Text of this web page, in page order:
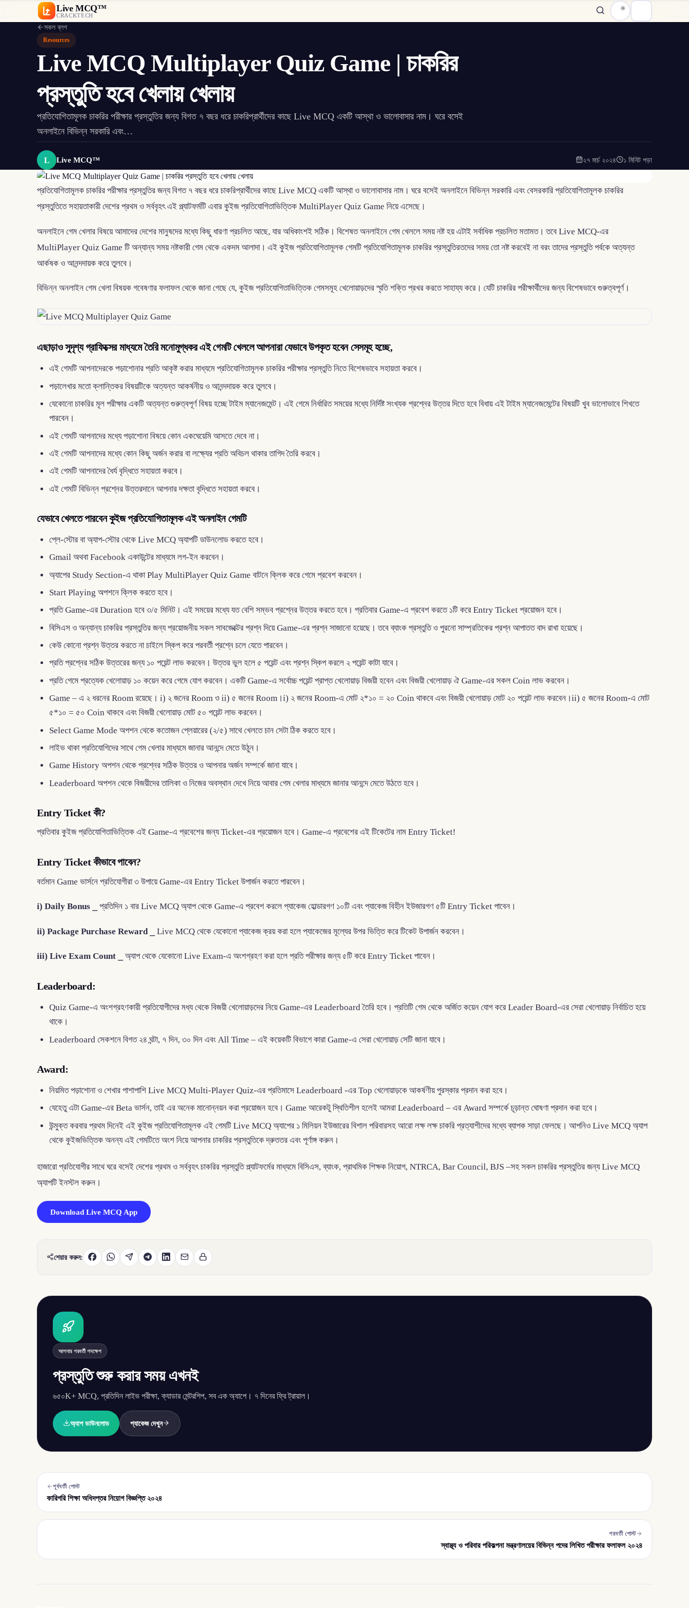
Live MCQ™
CRACKTECH
সকল ব্লগ
Resources
Live MCQ Multiplayer Quiz Game | চাকরির
প্রস্তুতি হবে খেলায় খেলায়
প্রতিযোগিতামূলক চাকরির পরীক্ষার প্রস্তুতির জন্য বিগত ৭ বছর ধরে চাকরিপ্রার্থীদের কাছে Live MCQ একটি আস্থা ও ভালোবাসার নাম। ঘরে বসেই
অনলাইনে বিভিন্ন সরকারি এবং…
L Live MCQ™ ২৭ মার্চ ২০২৪ ১ মিনিট পড়া
প্রতিযোগিতামূলক চাকরির পরীক্ষার প্রস্তুতির জন্য বিগত ৭ বছর ধরে চাকরিপ্রার্থীদের কাছে Live MCQ একটি আস্থা ও ভালোবাসার নাম। ঘরে বসেই অনলাইনে বিভিন্ন সরকারি এবং বেসরকারি প্রতিযোগিতামূলক চাকরির
প্রস্তুতিতে সহায়তাকারী দেশের প্রথম ও সর্ববৃহৎ এই প্ল্যাটফর্মটি এবার কুইজ প্রতিযোগিতাভিত্তিক MultiPlayer Quiz Game নিয়ে এসেছে।
অনলাইনে গেম খেলার বিষয়ে আমাদের দেশের মানুষদের মধ্যে কিছু ধারণা প্রচলিত আছে, যার অধিকাংশই সঠিক। বিশেষত অনলাইনে গেম খেললে সময় নষ্ট হয় এটাই সর্বাধিক প্রচলিত মতামত। তবে Live MCQ-এর
MultiPlayer Quiz Game টি অন্যান্য সময় নষ্টকারী গেম থেকে একদম আলাদা। এই কুইজ প্রতিযোগিতামূলক গেমটি প্রতিযোগিতামূলক চাকরির প্রস্তুতিরতদের সময় তো নষ্ট করবেই না বরং তাদের প্রস্তুতি পর্বকে অত্যন্ত
আর্কষক ও আনন্দদায়ক করে তুলবে।
বিভিন্ন অনলাইন গেম খেলা বিষয়ক গবেষণার ফলাফল থেকে জানা গেছে যে, কুইজ প্রতিযোগিতাভিত্তিক গেমসমূহ খেলোয়াড়দের স্মৃতি শক্তি প্রখর করতে সাহায্য করে। যেটি চাকরির পরীক্ষার্থীদের জন্য বিশেষভাবে গুরুত্বপূর্ণ।
এছাড়াও সুদৃশ্য গ্রাফিক্সের মাধ্যমে তৈরি মনোমুগ্ধকর এই গেমটি খেললে আপনারা যেভাবে উপকৃত হবেন সেসমূহ হচ্ছে,
এই গেমটি আপনাদেরকে পড়াশোনার প্রতি আকৃষ্ট করার মাধ্যমে প্রতিযোগিতামূলক চাকরির পরীক্ষার প্রস্তুতি নিতে বিশেষভাবে সহায়তা করবে।
পড়ালেখার মতো ক্লান্তিকর বিষয়টিকে অত্যন্ত আকর্ষনীয় ও আনন্দদায়ক করে তুলবে।
যেকোনো চাকরির মূল পরীক্ষার একটি অত্যন্ত গুরুত্বপূর্ণ বিষয় হচ্ছে টাইম ম্যানেজমেন্ট। এই গেমে নির্ধারিত সময়ের মধ্যে নির্দিষ্ট সংখ্যক প্রশ্নের উত্তর দিতে হবে বিধায় এই টাইম ম্যানেজমেন্টের বিষয়টি খুব ভালোভাবে শিখতে
পারবেন।
এই গেমটি আপনাদের মধ্যে পড়াশোনা বিষয়ে কোন একঘেয়েমি আসতে দেবে না।
এই গেমটি আপনাদের মধ্যে কোন কিছু অর্জন করার বা লক্ষ্যের প্রতি অবিচল থাকার তাগিদ তৈরি করবে।
এই গেমটি আপনাদের ধৈর্য বৃদ্ধিতে সহায়তা করবে।
এই গেমটি বিভিন্ন প্রশ্নের উত্তরদানে আপনার দক্ষতা বৃদ্ধিতে সহায়তা করবে।
যেভাবে খেলতে পারবেন কুইজ প্রতিযোগিতামূলক এই অনলাইন গেমটি
প্লে-স্টোর বা অ্যাপ-স্টোর থেকে Live MCQ অ্যাপটি ডাউনলোড করতে হবে।
Gmail অথবা Facebook একাউন্টের মাধ্যমে লগ-ইন করবেন।
অ্যাপের Study Section-এ থাকা Play MultiPlayer Quiz Game বাটনে ক্লিক করে গেমে প্রবেশ করবেন।
Start Playing অপশনে ক্লিক করতে হবে।
প্রতি Game-এর Duration হবে ৩/৫ মিনিট। এই সময়ের মধ্যে যত বেশি সম্ভব প্রশ্নের উত্তর করতে হবে। প্রতিবার Game-এ প্রবেশ করতে ১টি করে Entry Ticket প্রয়োজন হবে।
বিসিএস ও অন্যান্য চাকরির প্রস্তুতির জন্য প্রয়োজনীয় সকল সাবজেক্টের প্রশ্ন দিয়ে Game-এর প্রশ্ন সাজানো হয়েছে। তবে ব্যাংক প্রস্তুতি ও পুরনো সাম্প্রতিকের প্রশ্ন আপাতত বাদ রাখা হয়েছে।
কেউ কোনো প্রশ্ন উত্তর করতে না চাইলে স্কিপ করে পরবর্তী প্রশ্নে চলে যেতে পারবেন।
প্রতি প্রশ্নের সঠিক উত্তরের জন্য ১০ পয়েন্ট লাভ করবেন। উত্তর ভুল হলে ৫ পয়েন্ট এবং প্রশ্ন স্কিপ করলে ২ পয়েন্ট কাটা যাবে।
প্রতি গেমে প্রত্যেক খেলোয়াড় ১০ কয়েন করে গেমে যোগ করবেন। একটি Game-এ সর্বোচ্চ পয়েন্ট প্রাপ্ত খেলোয়াড় বিজয়ী হবেন এবং বিজয়ী খেলোয়াড় ঐ Game-এর সকল Coin লাভ করবেন।
Game – এ ২ ধরনের Room রয়েছে। i) ২ জনের Room ও ii) ৫ জনের Room।i) ২ জনের Room-এ মোট ২*১০ = ২০ Coin থাকবে এবং বিজয়ী খেলোয়াড় মোট ২০ পয়েন্ট লাভ করবেন।ii) ৫ জনের Room-এ মোট
৫*১০ = ৫০ Coin থাকবে এবং বিজয়ী খেলোয়াড় মোট ৫০ পয়েন্ট লাভ করবেন।
Select Game Mode অপশন থেকে কতোজন প্লেয়ারের (২/৫) সাথে খেলতে চান সেটা ঠিক করতে হবে।
লাইভ থাকা প্রতিযোগিদের সাথে গেম খেলার মাধ্যমে জানার আনন্দে মেতে উঠুন।
Game History অপশন থেকে প্রশ্নের সঠিক উত্তর ও আপনার অর্জন সম্পর্কে জানা যাবে।
Leaderboard অপশন থেকে বিজয়ীদের তালিকা ও নিজের অবস্থান দেখে নিয়ে আবার গেম খেলার মাধ্যমে জানার আনন্দে মেতে উঠতে হবে।
Entry Ticket কী?
প্রতিবার কুইজ প্রতিযোগিতাভিত্তিক এই Game-এ প্রবেশের জন্য Ticket-এর প্রয়োজন হবে। Game-এ প্রবেশের এই টিকেটের নাম Entry Ticket!
Entry Ticket কীভাবে পাবেন?
বর্তমান Game ভার্সনে প্রতিযোগীরা ৩ উপায়ে Game-এর Entry Ticket উপার্জন করতে পারবেন।
i) Daily Bonus ⎯ প্রতিদিন ১ বার Live MCQ অ্যাপ থেকে Game-এ প্রবেশ করলে প্যাকেজ হোল্ডারগণ ১০টি এবং প্যাকেজ বিহীন ইউজারগণ ৫টি Entry Ticket পাবেন।
ii) Package Purchase Reward ⎯ Live MCQ থেকে যেকোনো প্যাকেজ ক্রয় করা হলে প্যাকেজের মূল্যের উপর ভিত্তি করে টিকেট উপার্জন করবেন।
iii) Live Exam Count ⎯ অ্যাপ থেকে যেকোনো Live Exam-এ অংশগ্রহণ করা হলে প্রতি পরীক্ষার জন্য ৫টি করে Entry Ticket পাবেন।
Leaderboard:
Quiz Game-এ অংশগ্রহণকারী প্রতিযোগীদের মধ্য থেকে বিজয়ী খেলোয়াড়দের নিয়ে Game-এর Leaderboard তৈরি হবে। প্রতিটি গেম থেকে অর্জিত কয়েন যোগ করে Leader Board-এর সেরা খেলোয়াড় নির্বাচিত হয়ে
থাকে।
Leaderboard সেকশনে বিগত ২৪ ঘন্টা, ৭ দিন, ৩০ দিন এবং All Time – এই কয়েকটি বিভাগে কারা Game-এ সেরা খেলোয়াড় সেটি জানা যাবে।
Award:
নিয়মিত পড়াশোনা ও শেখার পাশাপাশি Live MCQ Multi-Player Quiz-এর প্রতিমাসে Leaderboard -এর Top খেলোয়াড়কে আকর্ষণীয় পুরস্কার প্রদান করা হবে।
যেহেতু এটা Game-এর Beta ভার্সন, তাই এর অনেক মানোন্নয়ন করা প্রয়োজন হবে। Game আরেকটু স্থিতিশীল হলেই আমরা Leaderboard – এর Award সম্পর্কে চূড়ান্ত ঘোষণা প্রদান করা হবে।
উন্মুক্ত করবার প্রথম দিনেই এই কুইজ প্রতিযোগিতামূলক এই গেমটি Live MCQ অ্যাপের ১ মিলিয়ন ইউজারের বিশাল পরিবারসহ আরো লক্ষ লক্ষ চাকরি প্রত্যাশীদের মধ্যে ব্যাপক সাড়া ফেলছে। আপনিও Live MCQ অ্যাপ
থেকে কুইজভিত্তিক অনন্য এই গেমটিতে অংশ নিয়ে আপনার চাকরির প্রস্তুতিকে দ্রুততর এবং পূর্ণাঙ্গ করুন।
হাজারো প্রতিযোগীর সাথে ঘরে বসেই দেশের প্রথম ও সর্ববৃহৎ চাকরির প্রস্তুতি প্ল্যাটফর্মের মাধ্যমে বিসিএস, ব্যাংক, প্রাথমিক শিক্ষক নিয়োগ, NTRCA, Bar Council, BJS –সহ সকল চাকরির প্রস্তুতির জন্য Live MCQ
অ্যাপটি ইনস্টল করুন।
Download Live MCQ App
শেয়ার করুন:
আপনার পরবর্তী পদক্ষেপ
প্রস্তুতি শুরু করার সময় এখনই
৬৫০K+ MCQ, প্রতিদিন লাইভ পরীক্ষা, ক্যাডার মেন্টরশিপ, সব এক অ্যাপে। ৭ দিনের ফ্রি ট্রায়াল।
অ্যাপ ডাউনলোড প্যাকেজ দেখুন
পূর্ববর্তী পোস্ট
কারিগরি শিক্ষা অধিদপ্তর নিয়োগ বিজ্ঞপ্তি ২০২৪
পরবর্তী পোস্ট
স্বাস্থ্য ও পরিবার পরিকল্পনা মন্ত্রণালয়ের বিভিন্ন পদের লিখিত পরীক্ষার ফলাফল ২০২৪